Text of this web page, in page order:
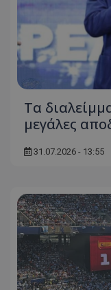
Τα
μεγάλες
31.07.2026 - 13:55